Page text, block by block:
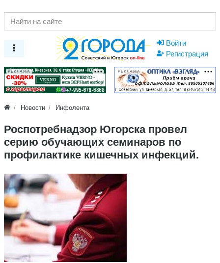
Войти
Регистрация
РЕКЛАМА РЕКЛАМА
Новости Инфолента
Роспотребнадзор Югорска провел
серию обучающих семинаров по
профилактике кишечных инфекций.